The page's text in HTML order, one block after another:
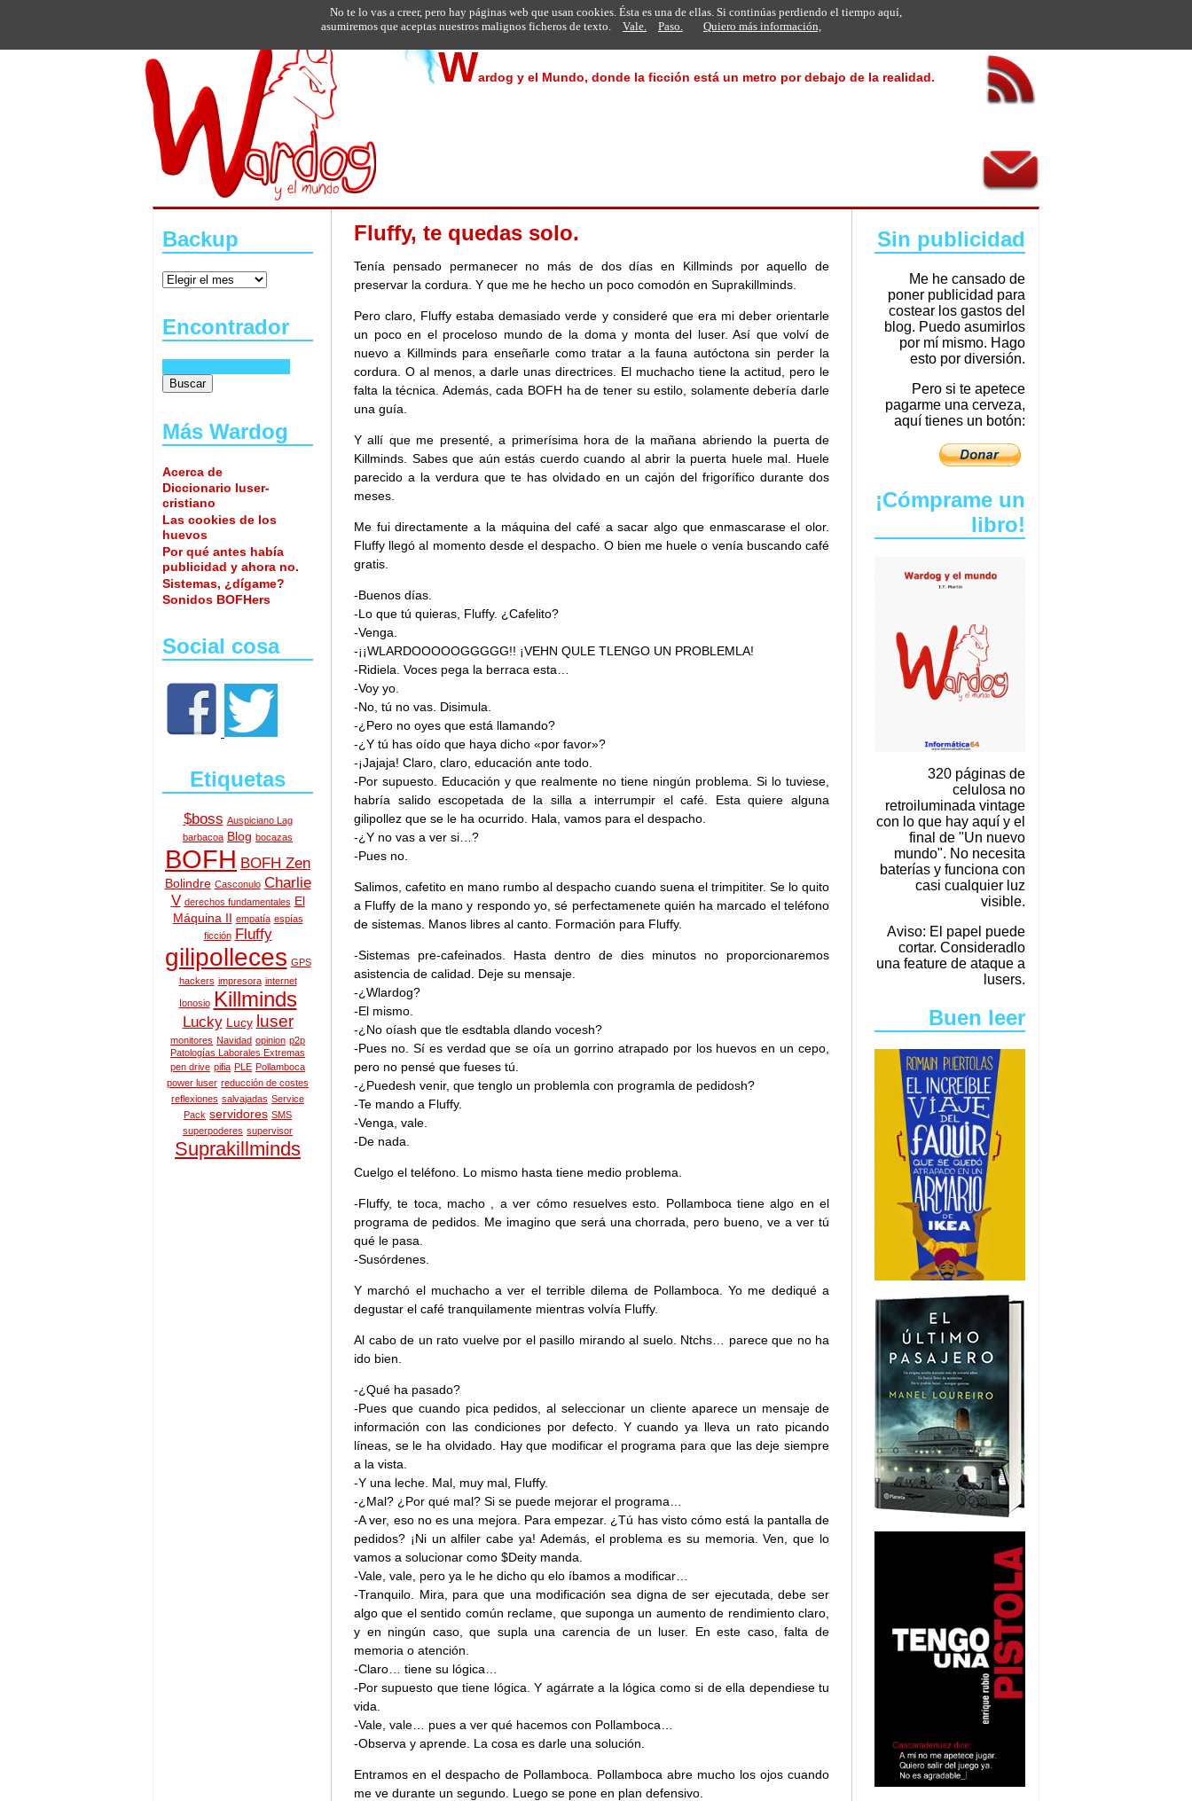
Wardog y el Mundo, donde la ficción está un metro por debajo de la realidad.
Backup
Encontrador
Más Wardog
Acerca de
Diccionario luser-
cristiano
Las cookies de los
huevos
Por qué antes había
publicidad y ahora no.
Sistemas, ¿dígame?
Sonidos BOFHers
Social cosa
Etiquetas
$boss Auspiciano Lag
barbacoa Blog bocazas
BOFH BOFH Zen
Bolindre Casconulo Charlie
V derechos fundamentales El
Máquina II empatía espías
ficción
Fluffy
gilipolleces GPS
hackers impresora internet
Ionosio Killminds
Lucky Lucy luser
monitores Navidad opinion p2p
Patologías Laborales Extremas
pen drive pifia PLE Pollamboca
power luser reducción de costes
reflexiones salvajadas Service
Pack servidores SMS
superpoderes supervisor
Suprakillminds
Sin publicidad
Me he cansado de
poner publicidad para
costear los gastos del
blog. Puedo asumirlos
por mí mismo. Hago
esto por diversión.
Pero si te apetece
pagarme una cerveza,
aquí tienes un botón:
¡Cómprame un
libro!
320 páginas de
celulosa no
retroiluminada vintage
con lo que hay aquí y el
final de "Un nuevo
mundo". No necesita
baterías y funciona con
casi cualquier luz
visible.
Aviso: El papel puede
cortar. Consideradlo
una feature de ataque a
lusers.
Buen leer
Fluffy, te quedas solo.
Tenía pensado permanecer no más de dos días en Killminds por aquello de
preservar la cordura. Y que me he hecho un poco comodón en Suprakillminds.
Pero claro, Fluffy estaba demasiado verde y consideré que era mi deber orientarle
un poco en el proceloso mundo de la doma y monta del luser. Así que volví de
nuevo a Killminds para enseñarle como tratar a la fauna autóctona sin perder la
cordura. O al menos, a darle unas directrices. El muchacho tiene la actitud, pero le
falta la técnica. Además, cada BOFH ha de tener su estilo, solamente debería darle
una guía.
Y allí que me presenté, a primerísima hora de la mañana abriendo la puerta de
Killminds. Sabes que aún estás cuerdo cuando al abrir la puerta huele mal. Huele
parecido a la verdura que te has olvidado en un cajón del frigorífico durante dos
meses.
Me fui directamente a la máquina del café a sacar algo que enmascarase el olor.
Fluffy llegó al momento desde el despacho. O bien me huele o venía buscando café
gratis.
-Buenos días.
-Lo que tú quieras, Fluffy. ¿Cafelito?
-Venga.
-¡¡WLARDOOOOOGGGGG!! ¡VEHN QULE TLENGO UN PROBLEMLA!
-Ridiela. Voces pega la berraca esta…
-Voy yo.
-No, tú no vas. Disimula.
-¿Pero no oyes que está llamando?
-¿Y tú has oído que haya dicho «por favor»?
-¡Jajaja! Claro, claro, educación ante todo.
-Por supuesto. Educación y que realmente no tiene ningún problema. Si lo tuviese,
habría salido escopetada de la silla a interrumpir el café. Esta quiere alguna
gilipollez que se le ha ocurrido. Hala, vamos para el despacho.
-¿Y no vas a ver si…?
-Pues no.
Salimos, cafetito en mano rumbo al despacho cuando suena el trimpititer. Se lo quito
a Fluffy de la mano y respondo yo, sé perfectamenete quién ha marcado el teléfono
de sistemas. Manos libres al canto. Formación para Fluffy.
-Sistemas pre-cafeinados. Hasta dentro de dies minutos no proporcionaremos
asistencia de calidad. Deje su mensaje.
-¿Wlardog?
-El mismo.
-¿No oíash que tle esdtabla dlando vocesh?
-Pues no. Sí es verdad que se oía un gorrino atrapado por los huevos en un cepo,
pero no pensé que fueses tú.
-¿Puedesh venir, que tenglo un problemla con programla de pedidosh?
-Te mando a Fluffy.
-Venga, vale.
-De nada.
Cuelgo el teléfono. Lo mismo hasta tiene medio problema.
-Fluffy, te toca, macho , a ver cómo resuelves esto. Pollamboca tiene algo en el
programa de pedidos. Me imagino que será una chorrada, pero bueno, ve a ver tú
qué le pasa.
-Susórdenes.
Y marchó el muchacho a ver el terrible dilema de Pollamboca. Yo me dediqué a
degustar el café tranquilamente mientras volvía Fluffy.
Al cabo de un rato vuelve por el pasillo mirando al suelo. Ntchs… parece que no ha
ido bien.
-¿Qué ha pasado?
-Pues que cuando pica pedidos, al seleccionar un cliente aparece un mensaje de
información con las condiciones por defecto. Y cuando ya lleva un rato picando
líneas, se le ha olvidado. Hay que modificar el programa para que las deje siempre
a la vista.
-Y una leche. Mal, muy mal, Fluffy.
-¿Mal? ¿Por qué mal? Si se puede mejorar el programa…
-A ver, eso no es una mejora. Para empezar. ¿Tú has visto cómo está la pantalla de
pedidos? ¡Ni un alfiler cabe ya! Además, el problema es su memoria. Ven, que lo
vamos a solucionar como $Deity manda.
-Vale, vale, pero ya le he dicho qu elo íbamos a modificar…
-Tranquilo. Mira, para que una modificación sea digna de ser ejecutada, debe ser
algo que el sentido común reclame, que suponga un aumento de rendimiento claro,
y en ningún caso, que supla una carencia de un luser. En este caso, falta de
memoria o atención.
-Claro… tiene su lógica…
-Por supuesto que tiene lógica. Y agárrate a la lógica como si de ella dependiese tu
vida.
-Vale, vale… pues a ver qué hacemos con Pollamboca…
-Observa y aprende. La cosa es darle una solución.
Entramos en el despacho de Pollamboca. Pollamboca abre mucho los ojos cuando
me ve durante un segundo. Luego se pone en plan defensivo.
No te lo vas a creer, pero hay páginas web que usan cookies. Ésta es una de ellas. Si continúas perdiendo el tiempo aquí,
asumiremos que aceptas nuestros malignos ficheros de texto.
Vale. Paso. Quiero más información,